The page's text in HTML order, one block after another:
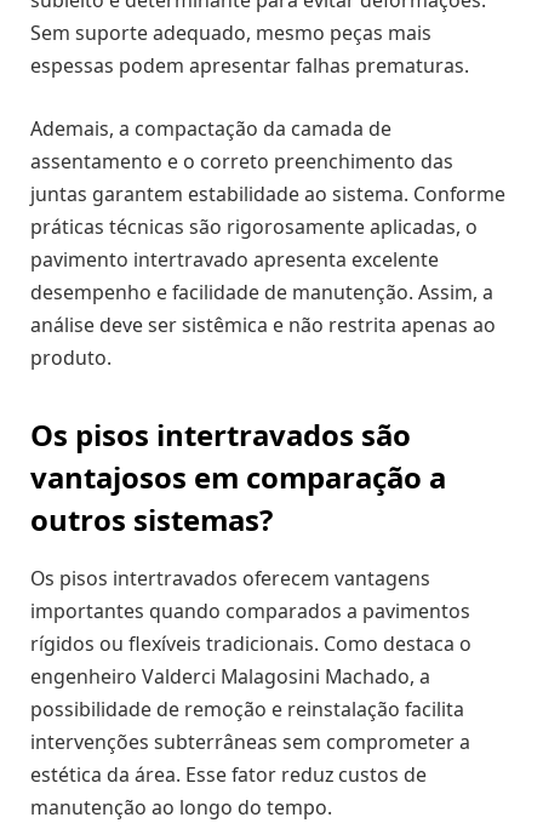
Sem suporte adequado, mesmo peças mais
espessas podem apresentar falhas prematuras.
Ademais, a compactação da camada de
assentamento e o correto preenchimento das
juntas garantem estabilidade ao sistema. Conforme
práticas técnicas são rigorosamente aplicadas, o
pavimento intertravado apresenta excelente
desempenho e facilidade de manutenção. Assim, a
análise deve ser sistêmica e não restrita apenas ao
produto.
Os pisos intertravados são
vantajosos em comparação a
outros sistemas?
Os pisos intertravados oferecem vantagens
importantes quando comparados a pavimentos
rígidos ou flexíveis tradicionais. Como destaca o
engenheiro Valderci Malagosini Machado, a
possibilidade de remoção e reinstalação facilita
intervenções subterrâneas sem comprometer a
estética da área. Esse fator reduz custos de
manutenção ao longo do tempo.